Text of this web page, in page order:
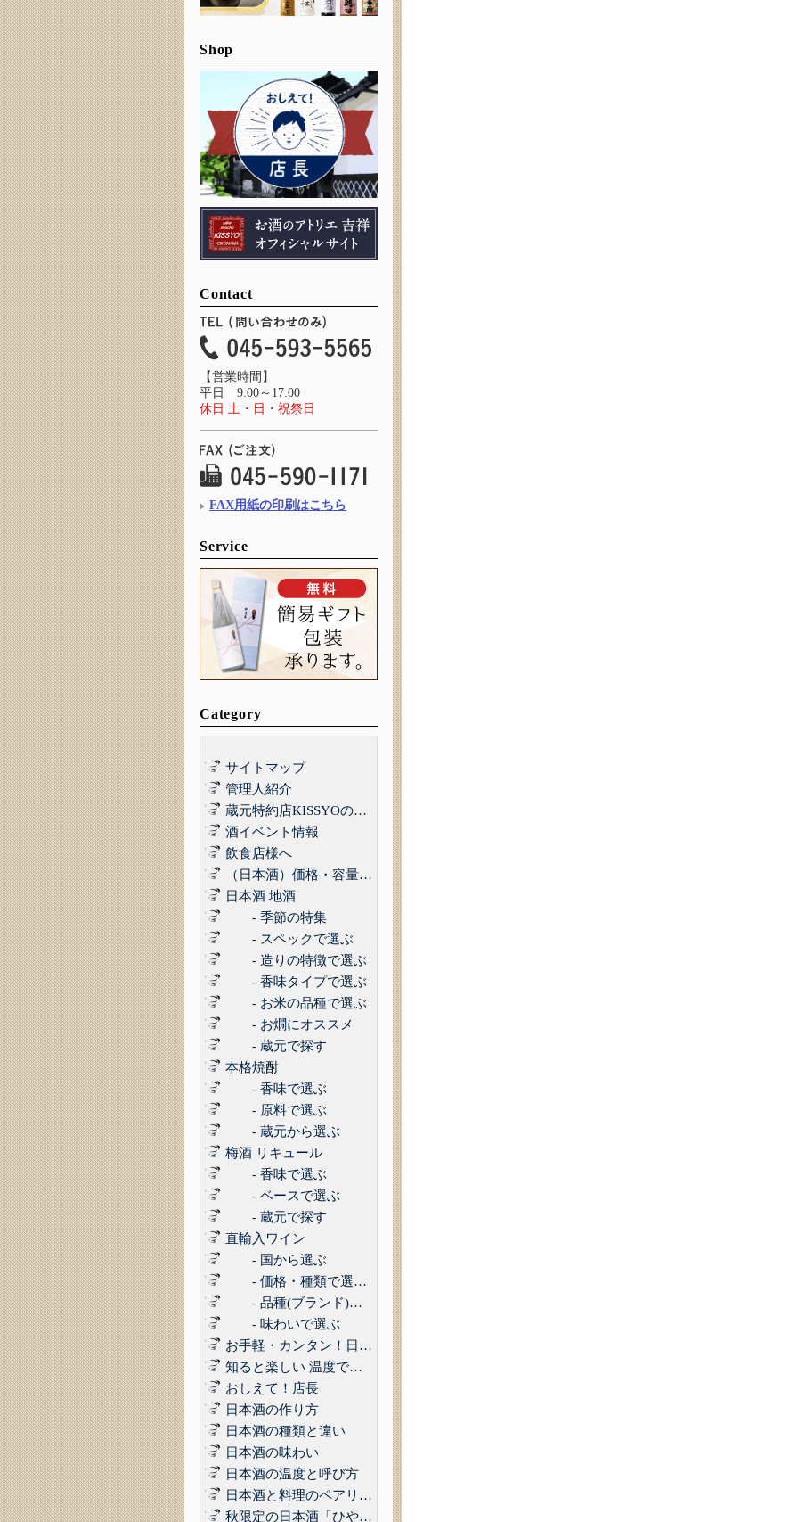
Shop
Contact
【営業時間】
平日 9:00～17:00
休日 土・日・祝祭日
FAX用紙の印刷はこちら
Service
Category
サイトマップ
管理人紹介
蔵元特約店KISSYOの品質管理について｜最高の品質でお届けするために
酒イベント情報
飲食店様へ
（日本酒）価格・容量で選ぶ
日本酒 地酒
- 季節の特集
- スペックで選ぶ
- 造りの特徴で選ぶ
- 香味タイプで選ぶ
- お米の品種で選ぶ
- お燗にオススメ
- 蔵元で探す
本格焼酎
- 香味で選ぶ
- 原料で選ぶ
- 蔵元から選ぶ
梅酒 リキュール
- 香味で選ぶ
- ベースで選ぶ
- 蔵元で探す
直輸入ワイン
- 国から選ぶ
- 価格・種類で選ぶ(赤,白,ロゼ,スパークリング)
- 品種(ブランド)で選ぶ
- 味わいで選ぶ
お手軽・カンタン！日本酒に合うコンビニおつまみ3選 Vol.1
知ると楽しい 温度で楽しむ日本酒
おしえて！店長
日本酒の作り方
日本酒の種類と違い
日本酒の味わい
日本酒の温度と呼び方
日本酒と料理のペアリング
秋限定の日本酒「ひやおろし」